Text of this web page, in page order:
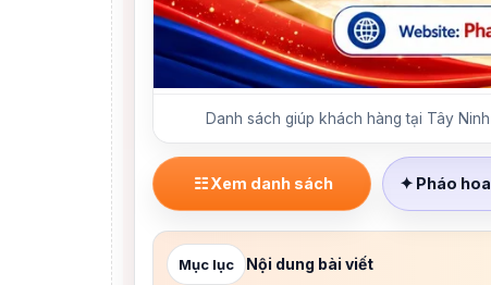
Danh sách giúp khách hàng tại Tây
☷ Xem danh sách ✦ Pháo
Mục lục Nội dung bài viết